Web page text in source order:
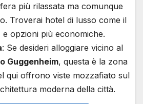
più rilassata ma comunque
Troverai hotel di lusso come il
e opzioni più economiche.
: Se desideri alloggiare vicino al
Guggenheim, questa è la zona
qui offrono viste mozzafiato sul
moderna della città.